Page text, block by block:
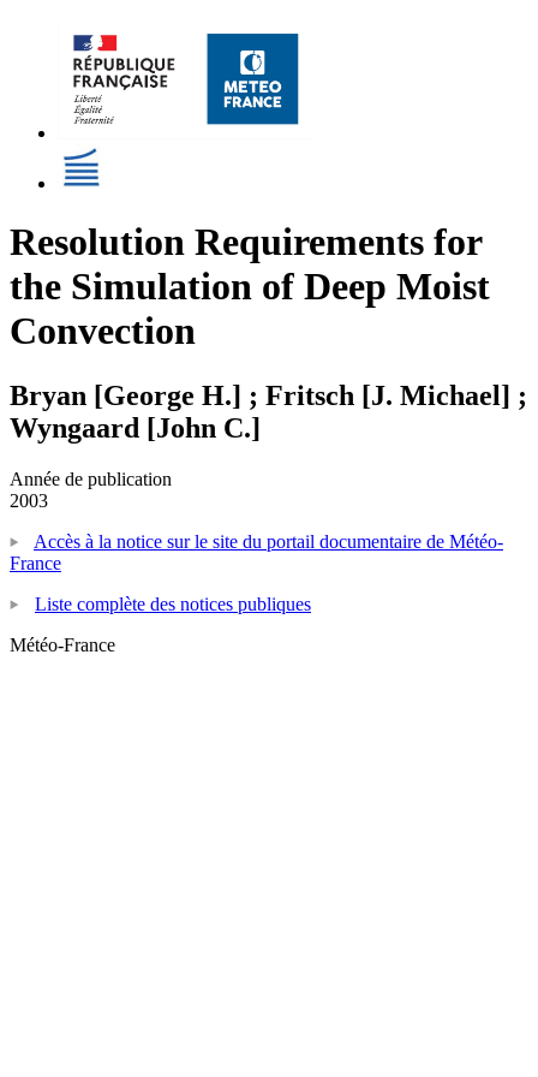
Resolution Requirements for
the Simulation of Deep Moist
Convection
Bryan [George H.] ; Fritsch [J. Michael] ;
Wyngaard [John C.]
Année de publication
2003
Accès à la notice sur le site du portail documentaire de Météo-
France
Liste complète des notices publiques
Météo-France